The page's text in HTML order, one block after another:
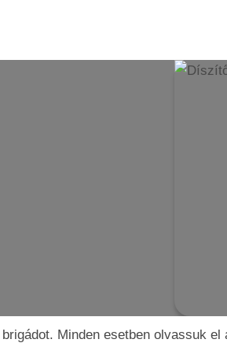
Minden esetben olvassuk el